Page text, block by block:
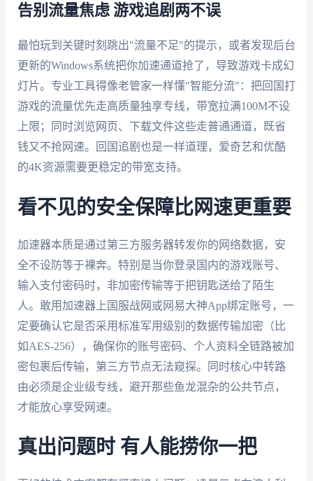
告别流量焦虑 游戏追剧两不误
最怕玩到关键时刻跳出"流量不足"的提示，或者发现后台
更新的Windows系统把你加速通道抢了，导致游戏卡成幻
灯片。专业工具得像老管家一样懂"智能分流"：把回国打
游戏的流量优先走高质量独享专线，带宽拉满100M不设
上限；同时浏览网页、下载文件这些走普通通道，既省
钱又不抢网速。回国追剧也是一样道理，爱奇艺和优酷
的4K资源需要更稳定的带宽支持。
看不见的安全保障比网速更重要
加速器本质是通过第三方服务器转发你的网络数据，安
全不设防等于裸奔。特别是当你登录国内的游戏账号、
输入支付密码时，非加密传输等于把钥匙送给了陌生
人。敢用加速器上国服战网或网易大神App绑定账号，一
定要确认它是否采用标准军用级别的数据传输加密（比
如AES-256），确保你的账号密码、个人资料全链路被加
密包裹后传输，第三方节点无法窥探。同时核心中转路
由必须是企业级专线，避开那些鱼龙混杂的公共节点，
才能放心享受网速。
真出问题时 有人能捞你一把